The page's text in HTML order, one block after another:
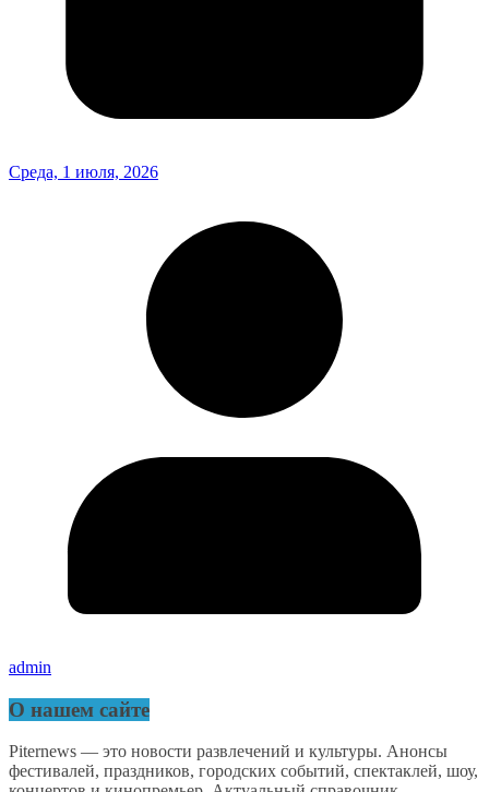
Среда, 1 июля, 2026
admin
О нашем сайте
Piternews — это новости развлечений и культуры. Анонсы
фестивалей, праздников, городских событий, спектаклей, шоу,